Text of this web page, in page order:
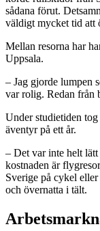
sådana förut.
väldigt mycket tid att
Mellan resorna har
Uppsala.
– Jag gjorde lumpen
var rolig. Redan från
Under studietiden
äventyr på ett år.
– Det var inte helt lätt
kostnaden är
Sverige på cykel
och övernatta i tält.